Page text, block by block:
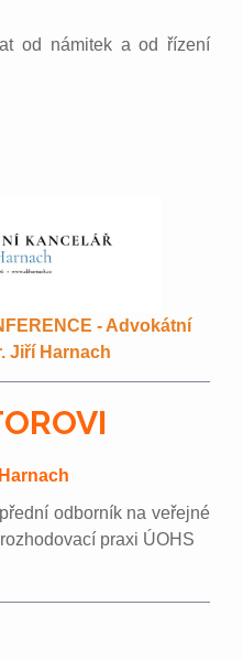
od námitek a od řízení
- Advokátní
Jiří Harnach
odborník na veřejné
praxi ÚOHS